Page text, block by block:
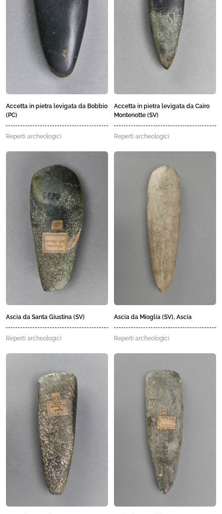
Accetta in pietra levigata da Bobbio
(PC)
Reperti archeologici
Accetta in pietra levigata da Cairo
Montenotte (SV)
Reperti archeologici
Ascia da Santa Giustina (SV)
Reperti archeologici
Ascia da Mioglia (SV), Ascia
Reperti archeologici